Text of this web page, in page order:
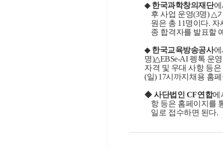
◆ 한국과학창의재단에
후 사업 운영(3명) △
원은 총 11명이다. 자
종 합격자를 발표할
◆ 한국교육방송공사에
명)△EBSe-AI펭톡 운
자격 및 우대 사항 등
(일) 17시까지채용 홈
◆사단법인 CF연합에
항 등은 홈페이지를
일로 접수하면 된다.